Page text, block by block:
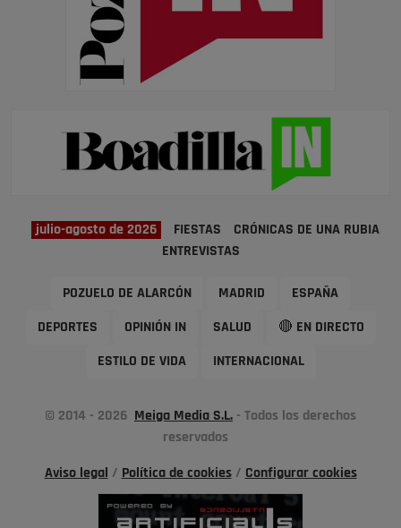
julio-agosto de 2026 FIESTAS
CRÓNICAS DE UNA RUBIA
ENTREVISTAS
POZUELO DE ALARCÓN MADRID ESPAÑA
DEPORTES OPINIÓN IN SALUD 🔴 EN DIRECTO
ESTILO DE VIDA INTERNACIONAL
© 2014 - 2026 Meiga Media S.L. - Todos los derechos
reservados
Aviso legal / Política de cookies/ Configurar cookies